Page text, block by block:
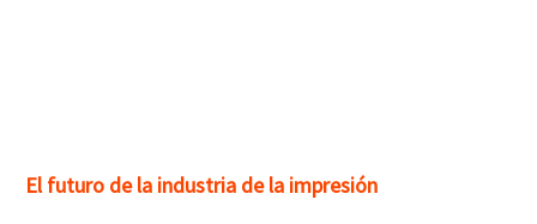
El futuro de la industria de la impresión